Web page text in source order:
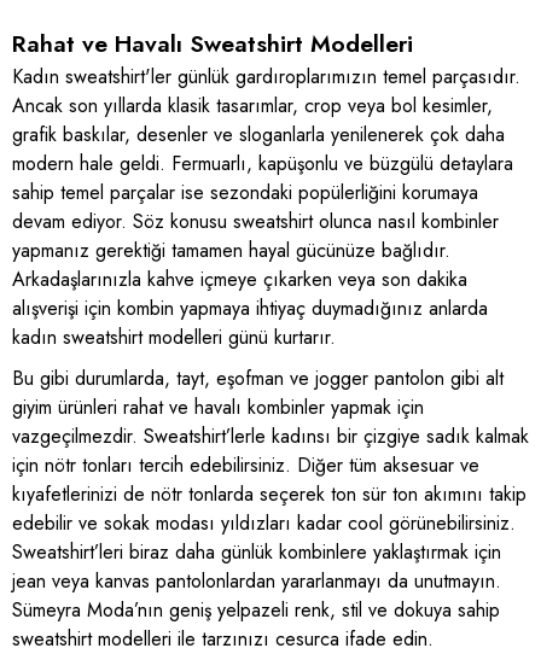
Rahat ve Havalı Sweatshirt Modelleri
Kadın sweatshirt'ler günlük gardıroplarımızın temel parçasıdır.
Ancak son yıllarda klasik tasarımlar, crop veya bol kesimler,
grafik baskılar, desenler ve sloganlarla yenilenerek çok daha
modern hale geldi. Fermuarlı, kapüşonlu ve büzgülü detaylara
sahip temel parçalar ise sezondaki popülerliğini korumaya
devam ediyor. Söz konusu sweatshirt olunca nasıl kombinler
yapmanız gerektiği tamamen hayal gücünüze bağlıdır.
Arkadaşlarınızla kahve içmeye çıkarken veya son dakika
alışverişi için kombin yapmaya ihtiyaç duymadığınız anlarda
kadın sweatshirt modelleri günü kurtarır.
Bu gibi durumlarda, tayt, eşofman ve jogger pantolon gibi alt
giyim ürünleri rahat ve havalı kombinler yapmak için
vazgeçilmezdir. Sweatshirt’lerle kadınsı bir çizgiye sadık kalmak
için nötr tonları tercih edebilirsiniz. Diğer tüm aksesuar ve
kıyafetlerinizi de nötr tonlarda seçerek ton sür ton akımını takip
edebilir ve sokak modası yıldızları kadar cool görünebilirsiniz.
Sweatshirt’leri biraz daha günlük kombinlere yaklaştırmak için
jean veya kanvas pantolonlardan yararlanmayı da unutmayın.
Sümeyra Moda’nın geniş yelpazeli renk, stil ve dokuya sahip
sweatshirt modelleri ile tarzınızı cesurca ifade edin.